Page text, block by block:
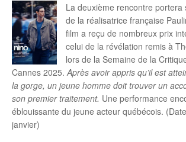
La deuxième rencontre portera
de la réalisatrice française
film a reçu de nombreux prix
celui de la révélation remis à
lors de la Semaine de la
Cannes 2025. Après avoir appris qu’il est
la gorge, un jeune homme doit trouver un
son premier traitement. Une performance
éblouissante du jeune acteur québécois.
janvier)